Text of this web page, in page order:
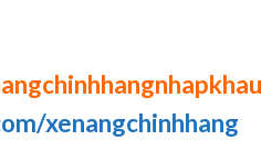
xenangchinhhang